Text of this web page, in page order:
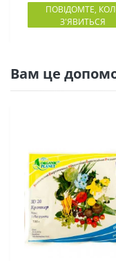
ПОВІДОМТЕ,
З'ЯВИТЬСЯ
Вам це